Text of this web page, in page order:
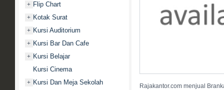
+ Flip Chart
+ Kotak Surat
+ Kursi Auditorium
+ Kursi Bar Dan Cafe
+ Kursi Belajar
Kursi Cinema
+ Kursi Dan Meja Sekolah
Rajakantor.com menjual